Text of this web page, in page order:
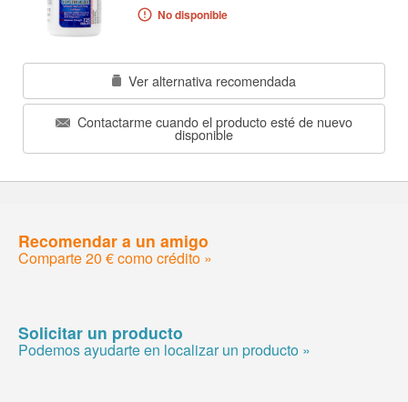
No disponible
Ver alternativa recomendada
Contactarme cuando el producto esté de nuevo
disponible
Recomendar a un amigo
Comparte 20 € como crédito »
Solicitar un producto
Podemos ayudarte en localizar un producto »